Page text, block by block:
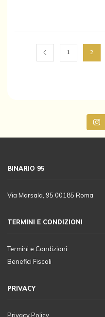
1 2
BINARIO 95
Via Marsala, 95 00185 Roma
TERMINI E CONDIZIONI
Termini e Condizioni
Benefici Fiscali
PRIVACY
Privacy Policy